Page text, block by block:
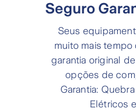
Seguro
Seus
muito mais
garantia original
opções de
Garantia:
Elétricos